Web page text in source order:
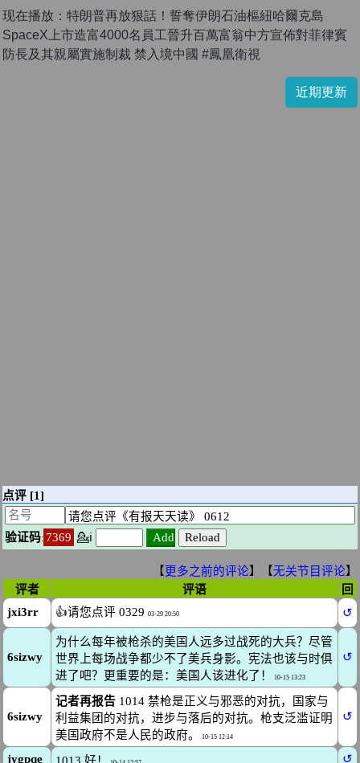
现在播放：特朗普再放狠話！誓奪伊朗石油樞紐哈爾克島
SpaceX上市造富4000名員工晉升百萬富翁中方宣佈對菲律賓
防長及其親屬實施制裁 禁入境中國 #鳳凰衛視
近期更新